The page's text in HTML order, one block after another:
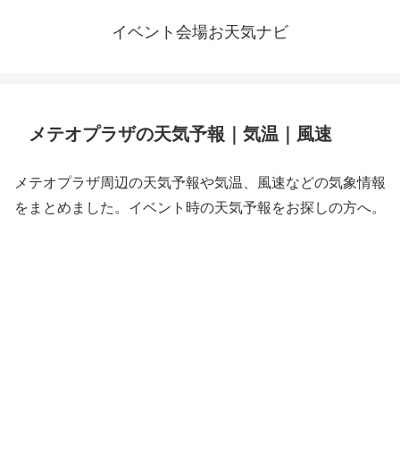
イベント会場お天気ナビ
メテオプラザの天気予報｜気温｜風速
メテオプラザ周辺の天気予報や気温、風速などの気象情報
をまとめました。イベント時の天気予報をお探しの方へ。